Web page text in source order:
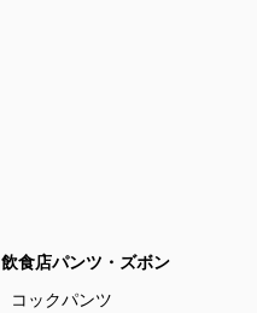
飲食店パンツ・ズボン
コックパンツ